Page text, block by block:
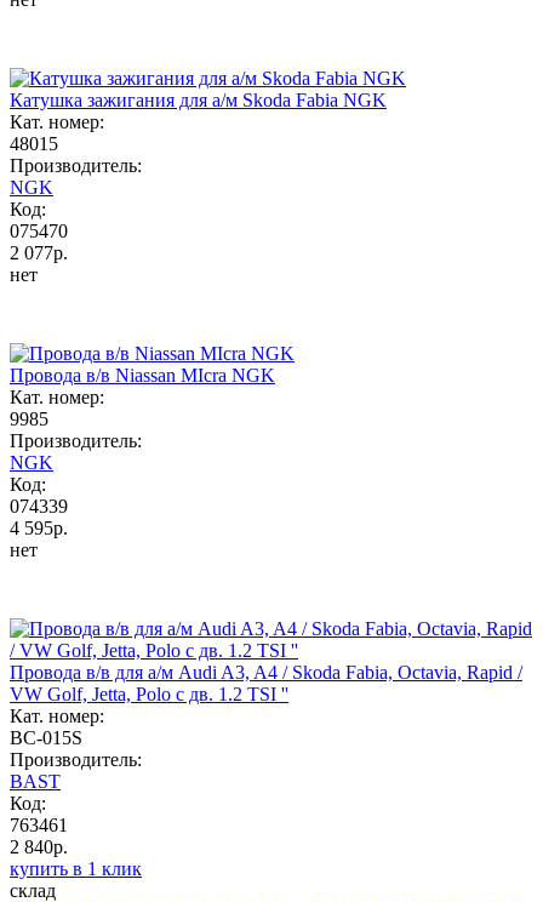
Катушка зажигания для а/м Skoda Fabia NGK
Кат. номер:
48015
Производитель:
NGK
Код:
075470
2 077р.
нет
Провода в/в Niassan MIcra NGK
Кат. номер:
9985
Производитель:
NGK
Код:
074339
4 595р.
нет
Провода в/в для а/м Audi A3, A4 / Skoda Fabia, Octavia, Rapid /
VW Golf, Jetta, Polo с дв. 1.2 TSI ''
Кат. номер:
BC-015S
Производитель:
BAST
Код:
763461
2 840р.
купить в 1 клик
склад